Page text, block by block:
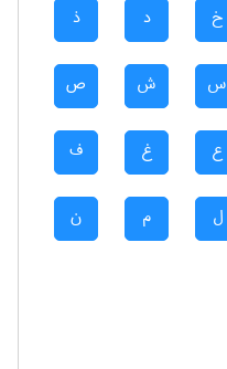
خ د ذ
س ش ص
ع غ ف
ل م ن